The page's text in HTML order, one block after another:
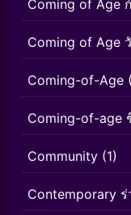
Coming of Age
Coming of Age
Coming-of-Age
Coming-of-age
Community (1)
Contemporary